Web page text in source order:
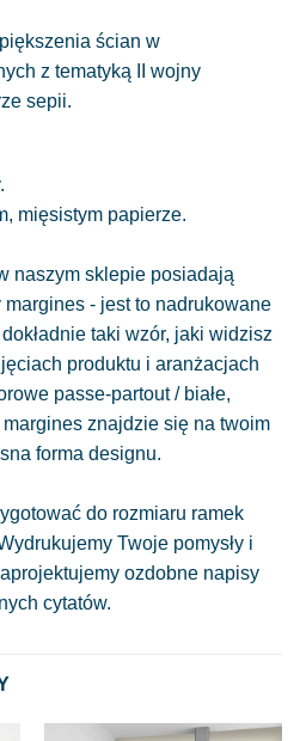
ścian w
z tematyką II wojny
sepii.
mięsistym papierze.
naszym sklepie posiadają
- jest to nadrukowane
taki wzór, jaki widzisz
produktu i aranżacjach
passe-partout / białe,
znajdzie się na twoim
forma designu.
do rozmiaru ramek
Twoje pomysły i
ozdobne napisy
cytatów.